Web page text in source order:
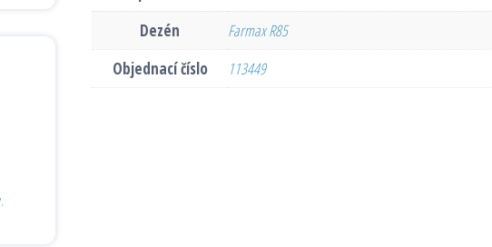
Dezén
Farmax R85
Objednací číslo
113449